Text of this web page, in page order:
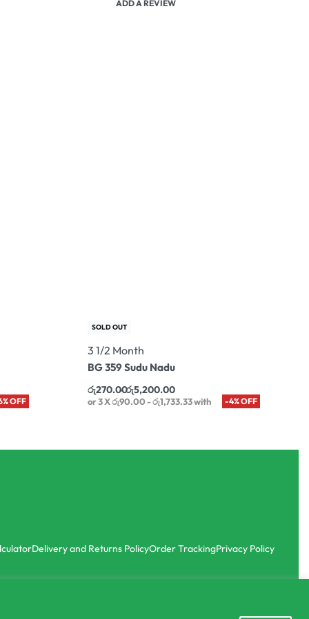
ADD A REVIEW
OFF
SOLD OUT
3 1/2 Month
BG 359 Sudu Nadu
රු270.00රු5,200.00
or 3 Xරු90.00 - රු1,733.33with -4% OFF
Delivery and Returns PolicyOrder TrackingPrivacy Policy